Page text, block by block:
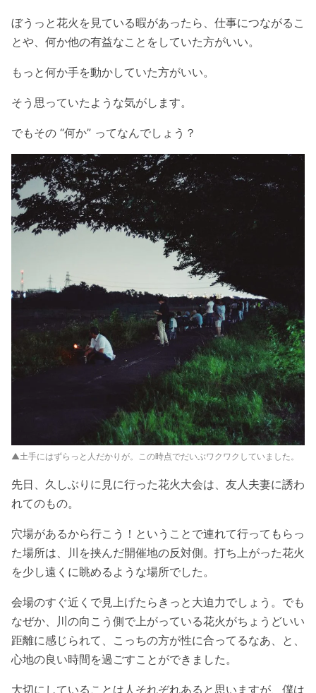
ぼうっと花火を見ている暇があったら、仕事につながるこ
とや、何か他の有益なことをしていた方がいい。
もっと何か手を動かしていた方がいい。
そう思っていたような気がします。
でもその “何か” ってなんでしょう？
▲土手にはずらっと人だかりが。この時点でだいぶワクワクしていました。
先日、久しぶりに見に行った花火大会は、友人夫妻に誘わ
れてのもの。
穴場があるから行こう！ということで連れて行ってもらっ
た場所は、川を挟んだ開催地の反対側。打ち上がった花火
を少し遠くに眺めるような場所でした。
会場のすぐ近くで見上げたらきっと大迫力でしょう。でも
なぜか、川の向こう側で上がっている花火がちょうどいい
距離に感じられて、こっちの方が性に合ってるなあ、と、
心地の良い時間を過ごすことができました。
大切にしていることは人それぞれあると思いますが、僕は